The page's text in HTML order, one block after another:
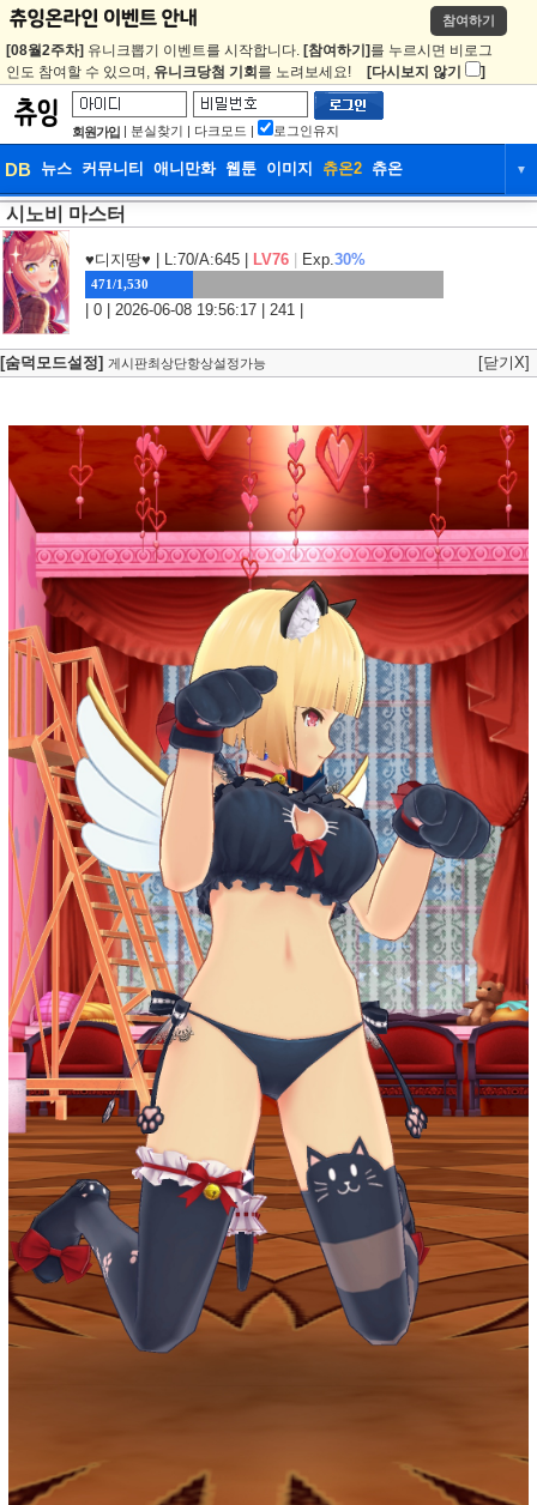
참여하기
[08월2주차] 유니크뽑기 이벤트를 시작합니다. [참여하기] 를 누르시면 비로그
인도 참여할 수 있으며, 유니크당첨 기회 를 노려보세요! [다시보지 않기 ]
회원가입 | 분실찾기 | 다크모드 | 로그인유지
DB 뉴스 커뮤니티 애니만화 웹툰 이미지 츄온2 츄온 ▼
DB
웹툰 이미지 츄온2
시노비 마스터
♥디지땅♥ | L:70/A:645 | LV76 Exp.30%
471/1,530
| 0 | 2026-06-08 19:56:17 | 241 |
[숨덕모드설정] 게시판최상단항상설정가능 [닫기X]